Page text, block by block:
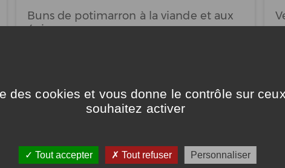
Buns de potimarron à la viande et aux
épices
des cookies et vous donne le contrôle sur
souhaitez activer
Tout accepter Tout refuser Personnaliser